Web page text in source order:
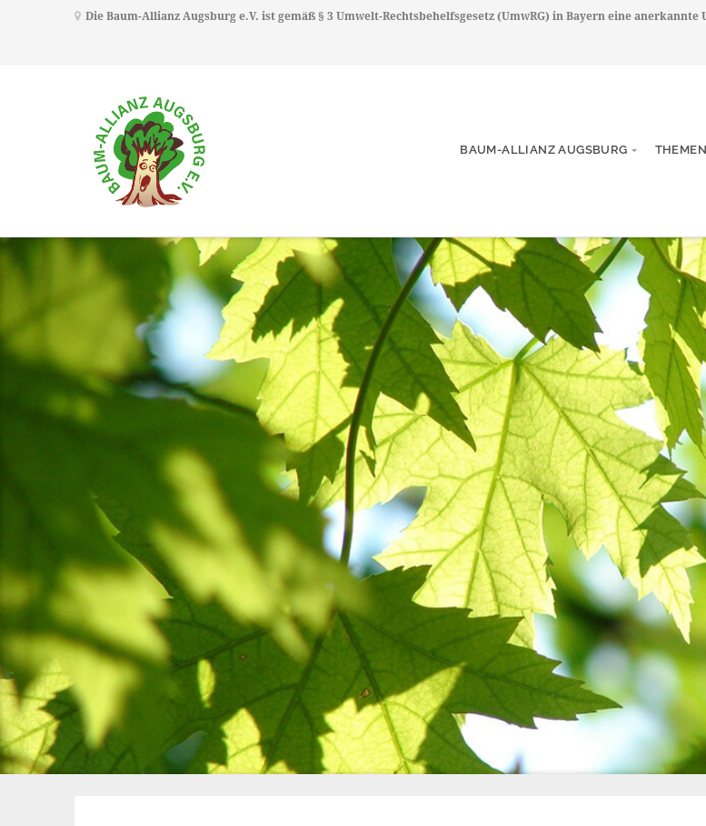
Die Baum-Allianz Augsburg e.V. ist gemäß § 3 Umwelt-Rechtsbehelfsgesetz (UmwRG) in Bayern eine
BAUM-ALLIANZ AUGSBURG THEMEN